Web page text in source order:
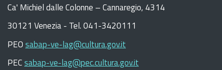
Ca' Michiel dalle Colonne – Cannaregio, 4314
30121 Venezia - Tel. 041-3420111
PEOsabap-ve-lag@cultura.gov.it
PECsabap-ve-lag@pec.cultura.gov.it